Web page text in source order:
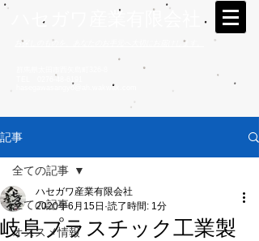
ハセガワ産業有限会社
お探しのものを、あなたのお手元へ大切にお届けします。
hasegawasangyo@ah.wakwak.com
記事
全ての記事
オススメ情報
全ての記事
岐阜プラスチック工業製
ハセガワ産業有限会社
2020年6月15日 読了時間: 1分